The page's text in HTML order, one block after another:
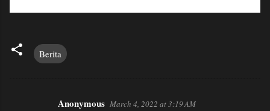
Berita
Anonymous March 4, 2022 at 3:19 AM